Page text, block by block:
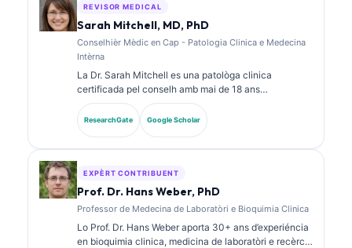
biomarcadors e los diagnòstics de laboratòri en
temes de medicina de laboratòri.
REVISOR MEDICAL
Sarah Mitchell, MD, PhD
Conselhièr Mèdic en Cap - Patologia Clinica e Medecina
Intèrna
La Dr. Sarah Mitchell es una patològa clinica
certificada pel conselh amb mai de 18 ans
d’experiéncia en medicina de laboratòri e analisi
diagnostica. Tèn de certificacions d’especialitat en
quimia clinica e a publicat fòrça sus de panèls de
ResearchGate Google Scholar
EXPÈRT CONTRIBUENT
Prof. Dr. Hans Weber, PhD
Professor de Medecina de Laboratòri e Bioquimia Clinica
Lo Prof. Dr. Hans Weber aporta 30+ ans d’experiéncia
en bioquimia clinica, medicina de laboratòri e recèrca